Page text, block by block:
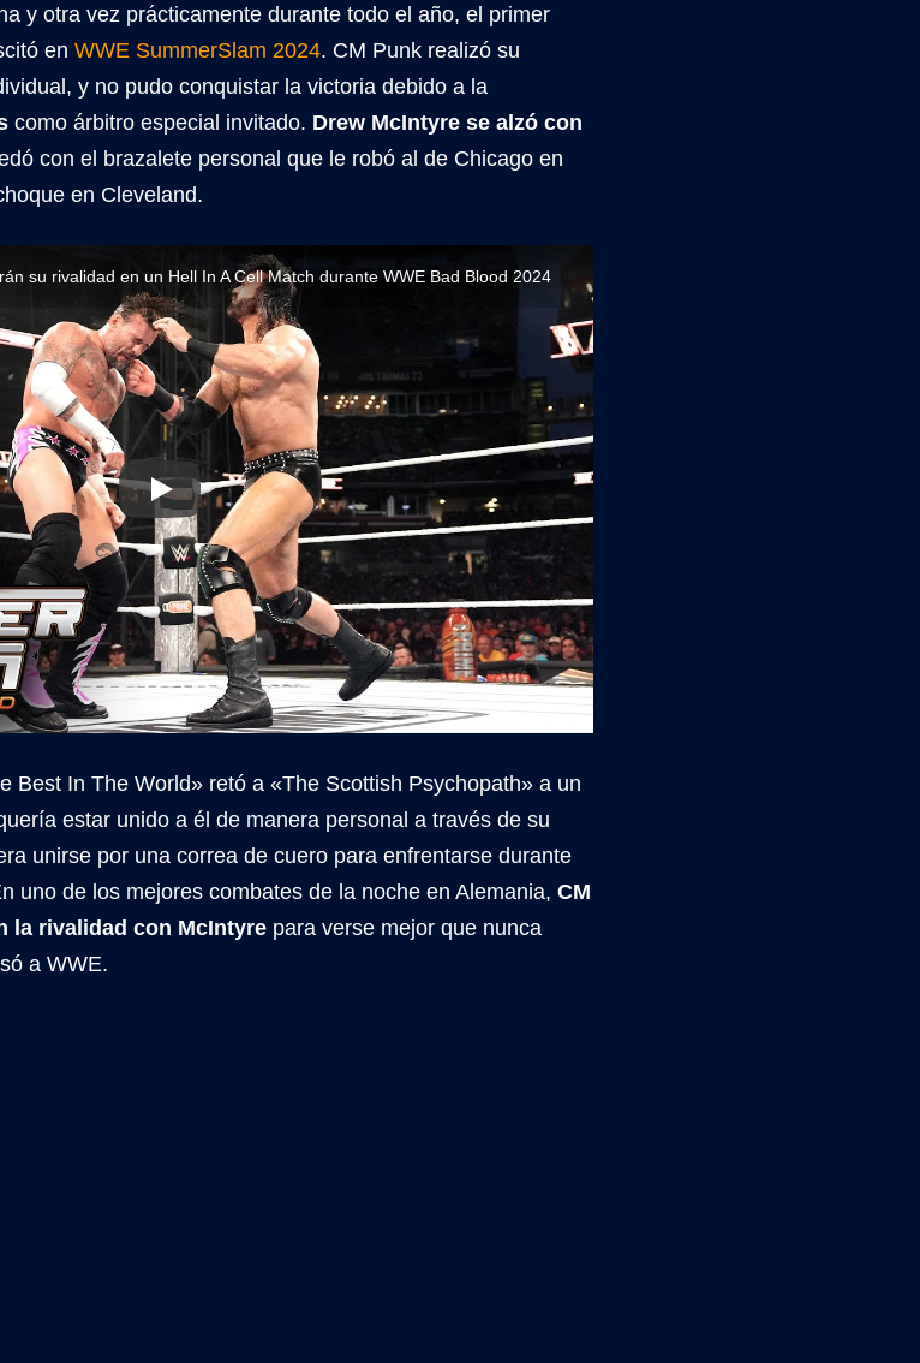
y otra vez prácticamente durante todo el año, el primer
en WWE SummerSlam 2024. CM Punk realizó su
y no pudo conquistar la victoria debido a la
como árbitro especial invitado. Drew McIntyre se alzó con
con el brazalete personal que le robó al de Chicago en
en Cleveland.
su rivalidad en un Hell In A Cell Match durante WWE Bad Blood 2024
Best In The World» retó a «The Scottish Psychopath» a un
estar unido a él de manera personal a través de su
unirse por una correa de cuero para enfrentarse durante
uno de los mejores combates de la noche en Alemania, CM
la rivalidad con McIntyre para verse mejor que nunca
a WWE.